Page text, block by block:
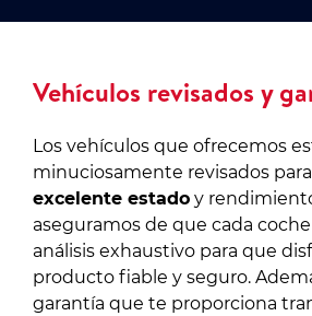
Vehículos revisados y
Los vehículos que ofrecemos
minuciosamente revisados
excelente estado y
aseguramos de que cada
análisis exhaustivo para que
producto fiable y seguro.
garantía que te proporciona